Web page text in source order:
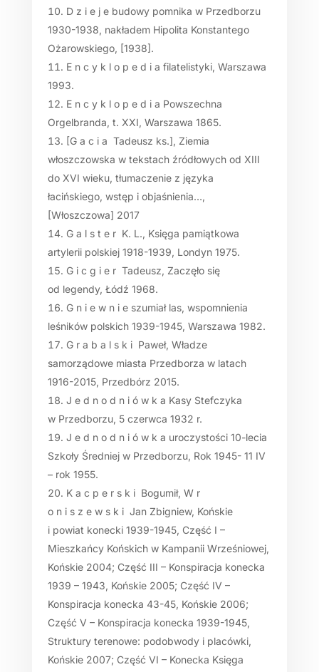
D z i e j e budowy pomnika w Przedborzu
1930-1938, nakładem Hipolita Konstantego
Ożarowskiego, [1938].
E n c y k l o p e d i a filatelistyki, Warszawa
1993.
E n c y k l o p e d i a Powszechna
Orgelbranda, t. XXI, Warszawa 1865.
[G a c i a Tadeusz ks.], Ziemia
włoszczowska w tekstach źródłowych od XIII
do XVI wieku, tłumaczenie z języka
łacińskiego, wstęp i objaśnienia…,
[Włoszczowa] 2017
G a l s t e r K. L., Księga pamiątkowa
artylerii polskiej 1918-1939, Londyn 1975.
G i c g i e r Tadeusz, Zaczęło się
od legendy, Łódź 1968.
G n i e w n i e szumiał las, wspomnienia
leśników polskich 1939-1945, Warszawa 1982.
G r a b a l s k i Paweł, Władze
samorządowe miasta Przedborza w latach
1916-2015, Przedbórz 2015.
J e d n o d n i ó w k a Kasy Stefczyka
w Przedborzu, 5 czerwca 1932 r.
J e d n o d n i ó w k a uroczystości 10-lecia
Szkoły Średniej w Przedborzu, Rok 1945- 11 IV
– rok 1955.
K a c p e r s k i Bogumił, W r
o n i s z e w s k i Jan Zbigniew, Końskie
i powiat konecki 1939-1945, Część I –
Mieszkańcy Końskich w Kampanii Wrześniowej,
Końskie 2004; Część III – Konspiracja konecka
1939 – 1943, Końskie 2005; Część IV –
Konspiracja konecka 43-45, Końskie 2006;
Część V – Konspiracja konecka 1939-1945,
Struktury terenowe: podobwody i placówki,
Końskie 2007; Część VI – Konecka Księga